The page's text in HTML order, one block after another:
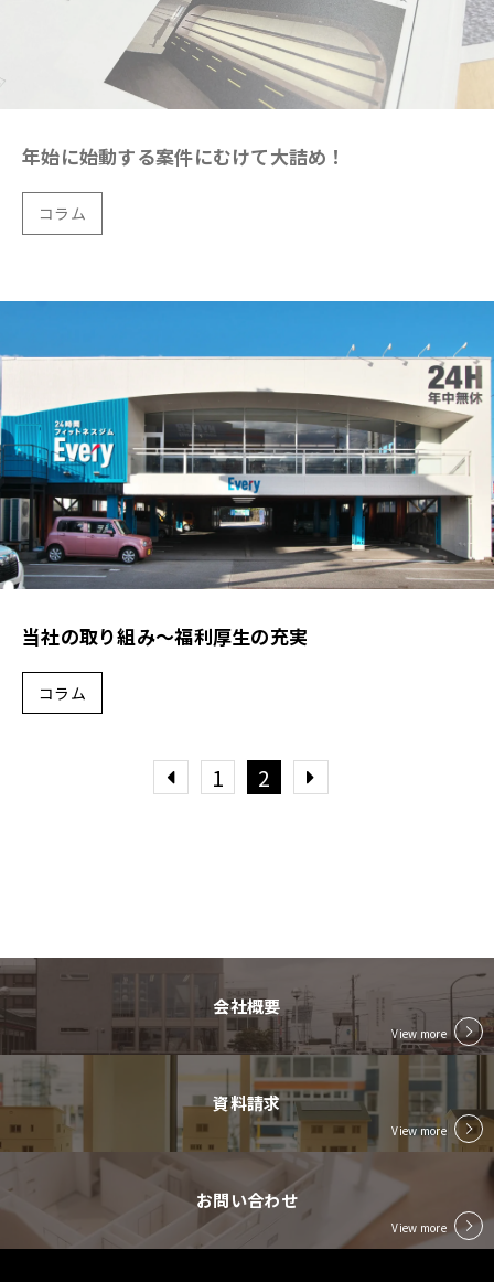
年始に始動する案件にむけて大詰め！
コラム
当社の取り組み～福利厚生の充実
コラム
1 2
会社概要
View more
資料請求
View more
お問い合わせ
View more